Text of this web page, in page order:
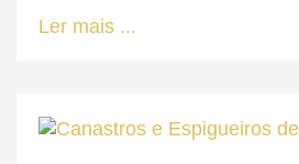
Ler mais ...